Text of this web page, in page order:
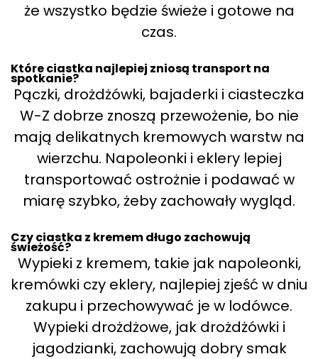
że wszystko będzie świeże i gotowe na
czas.
Które ciastka najlepiej zniosą transport na
spotkanie?
Pączki, drożdżówki, bajaderki i ciasteczka
W-Z dobrze znoszą przewożenie, bo nie
mają delikatnych kremowych warstw na
wierzchu. Napoleonki i eklery lepiej
transportować ostrożnie i podawać w
miarę szybko, żeby zachowały wygląd.
Czy ciastka z kremem długo zachowują
świeżość?
Wypieki z kremem, takie jak napoleonki,
kremówki czy eklery, najlepiej zjeść w dniu
zakupu i przechowywać je w lodówce.
Wypieki drożdżowe, jak drożdżówki i
jagodzianki, zachowują dobry smak